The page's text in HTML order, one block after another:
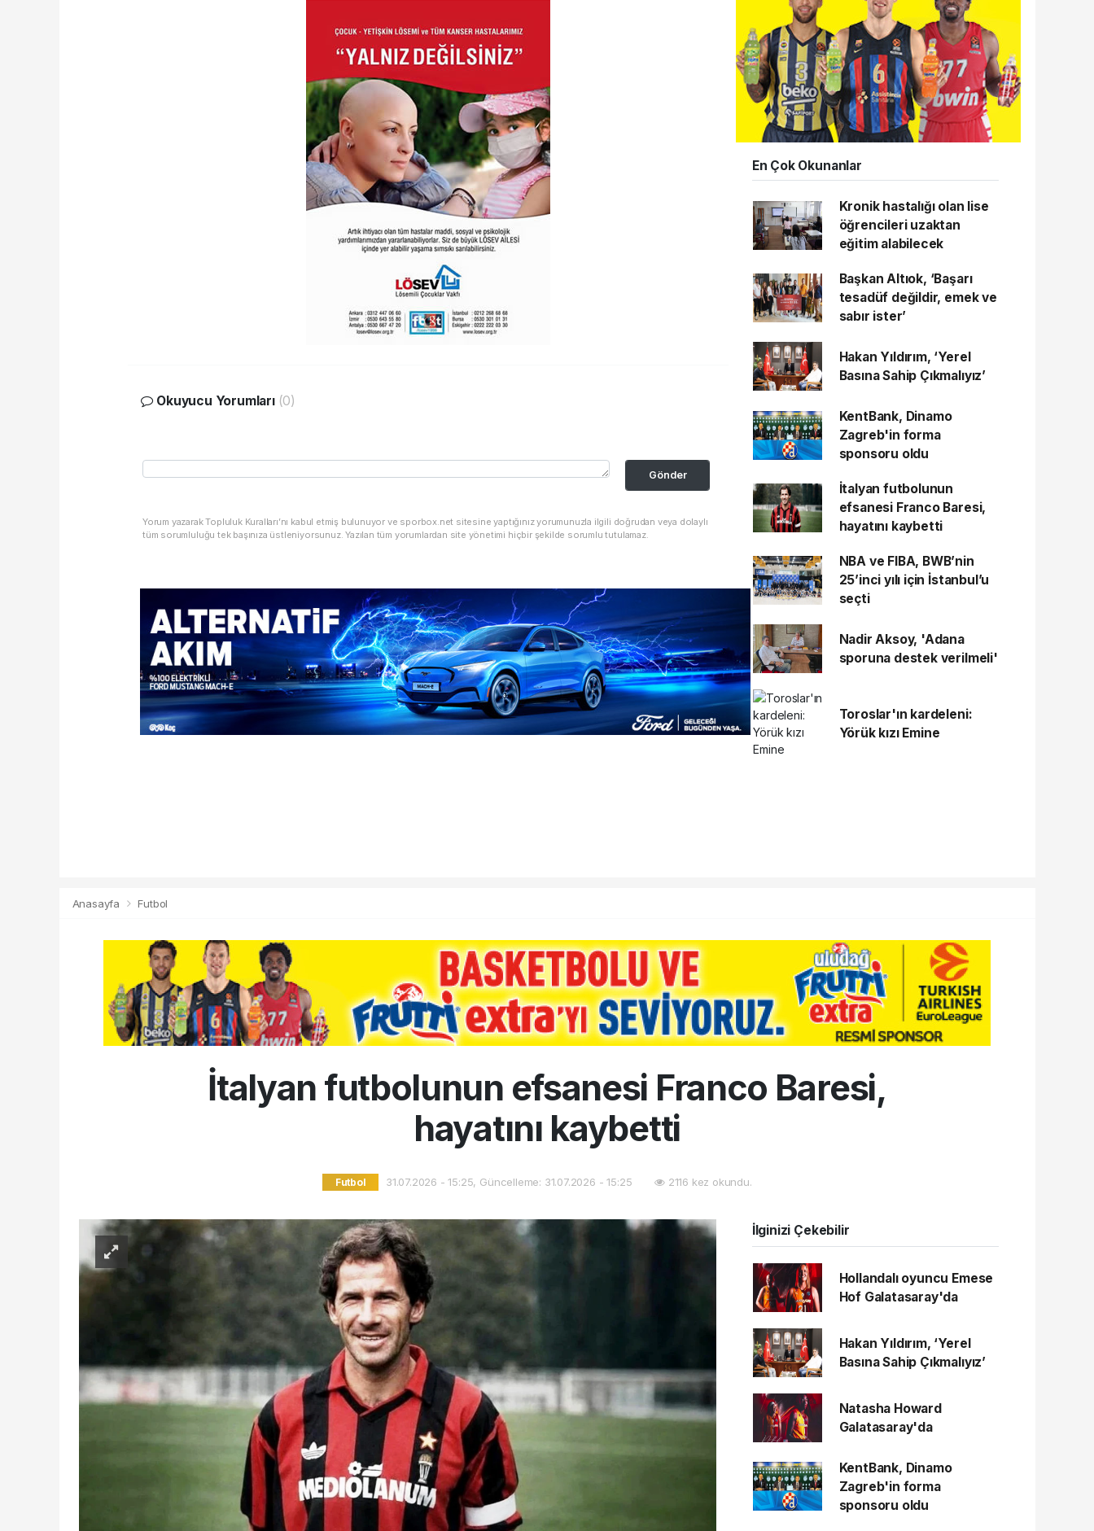
Okuyucu Yorumları (0)
Gönder
Yorum yazarak Topluluk Kuralları’nı kabul etmiş bulunuyor ve sporbox.net sitesine yaptığınız yorumunuzla ilgili doğrudan veya dolaylı
tüm sorumluluğu tek başınıza üstleniyorsunuz. Yazılan tüm yorumlardan site yönetimi hiçbir şekilde sorumlu tutulamaz.
En Çok Okunanlar
Kronik hastalığı olan lise
öğrencileri uzaktan
eğitim alabilecek
Başkan Altıok, ‘Başarı
tesadüf değildir, emek ve
sabır ister’
Hakan Yıldırım, ‘Yerel
Basına Sahip Çıkmalıyız’
KentBank, Dinamo
Zagreb'in forma
sponsoru oldu
İtalyan futbolunun
efsanesi Franco Baresi,
hayatını kaybetti
NBA ve FIBA, BWB’nin
25’inci yılı için İstanbul’u
seçti
Nadir Aksoy, 'Adana
sporuna destek verilmeli'
Toroslar'ın kardeleni:
Yörük kızı Emine
Anasayfa Futbol
İtalyan futbolunun efsanesi Franco Baresi,
hayatını kaybetti
Futbol 31.07.2026 - 15:25, Güncelleme: 31.07.2026 - 15:25 2116 kez okundu.
İlginizi Çekebilir
Hollandalı oyuncu Emese
Hof Galatasaray'da
Hakan Yıldırım, ‘Yerel
Basına Sahip Çıkmalıyız’
Natasha Howard
Galatasaray'da
KentBank, Dinamo
Zagreb'in forma
sponsoru oldu